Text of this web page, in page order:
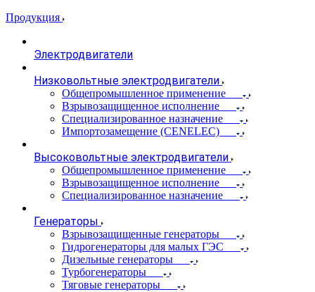
Продукция
Электродвигатели
Низковольтные электродвигатели
Общепромышленное применение
Взрывозащищенное исполнение
Специализированное назначение
Импортозамещение (CENELEC)
Высоковольтные электродвигатели
Общепромышленное применение
Взрывозащищенное исполнение
Специализированное назначение
Генераторы
Взрывозащищенные генераторы
Гидрогенераторы для малых ГЭС
Дизельные генераторы
Турбогенераторы
Тяговые генераторы